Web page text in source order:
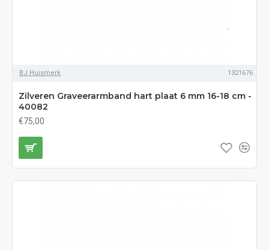
BJ Huismerk 1321676
Zilveren Graveerarmband hart plaat 6 mm 16-18 cm -
40082
€75,00